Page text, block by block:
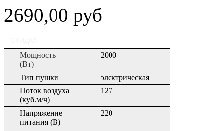
2690,00 руб
Мощность
(Вт)
2000
Тип пушки
электрическая
Поток воздуха
(куб.м/ч)
127
Напряжение
питания (В)
220